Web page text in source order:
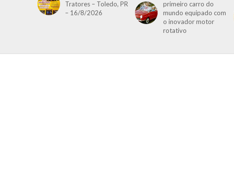
Tratores – Toledo, PR
– 16/8/2026
primeiro carro do
mundo equipado com
o inovador motor
rotativo